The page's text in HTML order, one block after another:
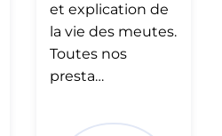
et explication de
la vie des meutes.
Toutes nos
presta…